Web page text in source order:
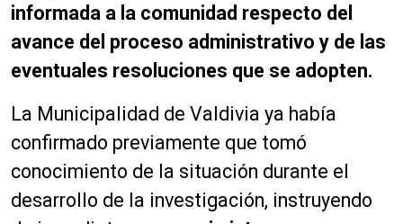
informada a la comunidad respecto del
avance del proceso administrativo y de las
eventuales resoluciones que se adopten.
La Municipalidad de Valdivia ya había
confirmado previamente que tomó
conocimiento de la situación durante el
desarrollo de la investigación, instruyendo